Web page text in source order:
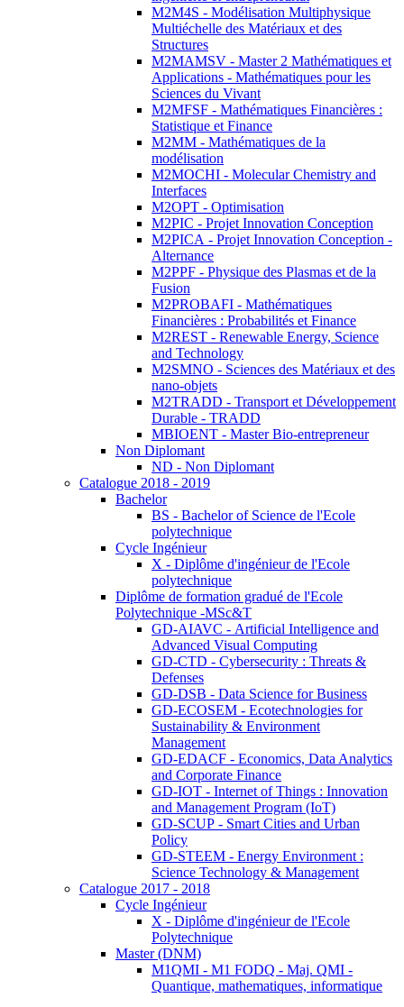
M2M4S - Modélisation Multiphysique
Multiéchelle des Matériaux et des
Structures
M2MAMSV - Master 2 Mathématiques et
Applications - Mathématiques pour les
Sciences du Vivant
M2MFSF - Mathématiques Financières :
Statistique et Finance
M2MM - Mathématiques de la
modélisation
M2MOCHI - Molecular Chemistry and
Interfaces
M2OPT - Optimisation
M2PIC - Projet Innovation Conception
M2PICA - Projet Innovation Conception -
Alternance
M2PPF - Physique des Plasmas et de la
Fusion
M2PROBAFI - Mathématiques
Financières : Probabilités et Finance
M2REST - Renewable Energy, Science
and Technology
M2SMNO - Sciences des Matériaux et des
nano-objets
M2TRADD - Transport et Développement
Durable - TRADD
MBIOENT - Master Bio-entrepreneur
Non Diplomant
ND - Non Diplomant
Catalogue 2018 - 2019
Bachelor
BS - Bachelor of Science de l'Ecole
polytechnique
Cycle Ingénieur
X - Diplôme d'ingénieur de l'Ecole
polytechnique
Diplôme de formation gradué de l'Ecole
Polytechnique -MSc&T
GD-AIAVC - Artificial Intelligence and
Advanced Visual Computing
GD-CTD - Cybersecurity : Threats &
Defenses
GD-DSB - Data Science for Business
GD-ECOSEM - Ecotechnologies for
Sustainability & Environment
Management
GD-EDACF - Economics, Data Analytics
and Corporate Finance
GD-IOT - Internet of Things : Innovation
and Management Program (IoT)
GD-SCUP - Smart Cities and Urban
Policy
GD-STEEM - Energy Environment :
Science Technology & Management
Catalogue 2017 - 2018
Cycle Ingénieur
X - Diplôme d'ingénieur de l'Ecole
Polytechnique
Master (DNM)
M1QMI - M1 FODQ - Maj. QMI -
Quantique, mathematiques, informatique